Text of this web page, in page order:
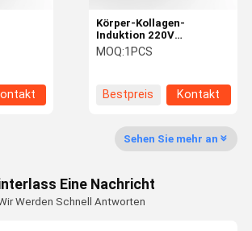
Körper-Kollagen-
Induktion 220V
Microneedling Bruch-Rf
MOQ:1PCS
Bestpreis Kontakt
Sehen Sie mehr an
Eine Nachricht
Werden Schnell Antworten